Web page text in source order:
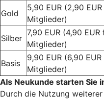
Gold
5,90 EUR (2,90
Mitglieder)
Silber
7,90 EUR (4,90 EUR
Mitglieder)
Basis
9,90 EUR (6,90
Mitglieder)
Als Neukunde starten Sie
Durch die Nutzung